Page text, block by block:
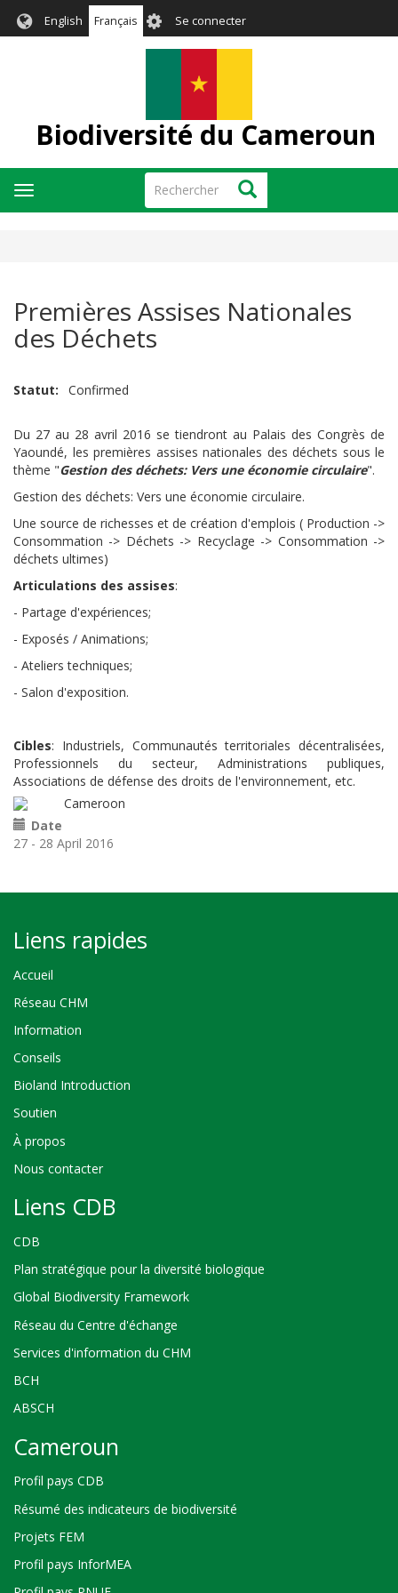
English Français User
account
Se connecter
Biodiversité du Cameroun
Rechercher Rechercher
Toggle
navigation
Premières Assises Nationales
des Déchets
Statut Confirmed
Du 27 au 28 avril 2016 se tiendront au Palais des Congrès de
Yaoundé, les premières assises nationales des déchets sous le
thème "Gestion des déchets: Vers une économie circulaire".
Gestion des déchets: Vers une économie circulaire.
Une source de richesses et de création d'emplois ( Production ->
Consommation -> Déchets -> Recyclage -> Consommation ->
déchets ultimes)
Articulations des assises:
- Partage d'expériences;
- Exposés / Animations;
- Ateliers techniques;
- Salon d'exposition.
Cibles: Industriels, Communautés territoriales décentralisées,
Professionnels du secteur, Administrations publiques,
Associations de défense des droits de l'environnement, etc.
Cameroon
Date
27 - 28 April 2016
Liens rapides
Accueil
Réseau CHM
Information
Conseils
Bioland Introduction
Soutien
À propos
Nous contacter
Liens CDB
CDB
Plan stratégique pour la diversité biologique
Global Biodiversity Framework
Réseau du Centre d'échange
Services d'information du CHM
BCH
ABSCH
Cameroun
Profil pays CDB
Résumé des indicateurs de biodiversité
Projets FEM
Profil pays InforMEA